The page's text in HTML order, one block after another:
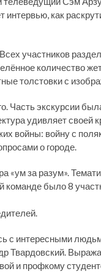
как
участников
количество
толстовки с
Часть экскурсии
удивляет
войны: войну с
о городе.
«ум за разум».
команде было 8
с интересными
Твардовский.
и профкому